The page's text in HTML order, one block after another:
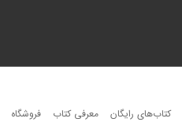
کتاب‌های رایگان معرفی کتاب فروشگاه